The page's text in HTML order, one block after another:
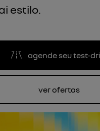
estilo.
agende seu test-
ver ofertas